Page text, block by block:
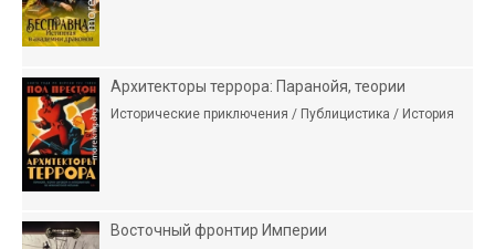
Архитекторы террора: Паранойя, теории
Исторические приключения / Публицистика / История
Восточный фронтир Империи